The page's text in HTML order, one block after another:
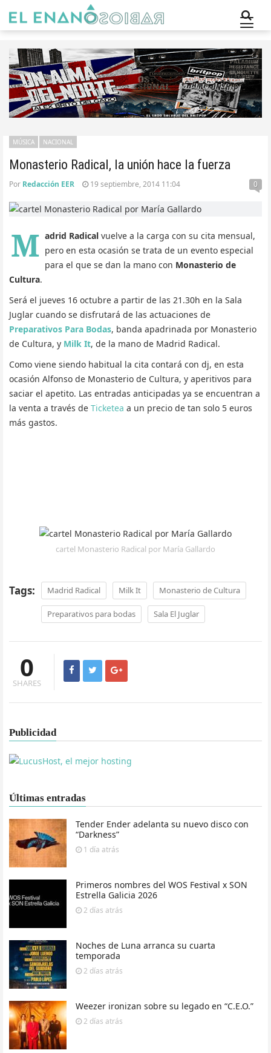
Monasterio Radical, la unión hace la fuerza
MÚSICA NACIONAL
Por Redacción EER 19 septiembre, 2014 11:04 0
M adrid Radical vuelve a la carga con su cita mensual,
pero en esta ocasión se trata de un evento especial
para el que se dan la mano con Monasterio de
Cultura.
Será el jueves 16 octubre a partir de las 21.30h en la Sala
Juglar cuando se disfrutará de las actuaciones de
Preparativos Para Bodas, banda apadrinada por Monasterio
de Cultura, y Milk It, de la mano de Madrid Radical.
Como viene siendo habitual la cita contará con dj, en esta
ocasión Alfonso de Monasterio de Cultura, y aperitivos para
saciar el apetito. Las entradas anticipadas ya se encuentran a
la venta a través de Ticketea a un precio de tan solo 5 euros
más gastos.
cartel Monasterio Radical por María Gallardo
Tags: Madrid Radical Milk It Monasterio de Cultura
Preparativos para bodas Sala El Juglar
0
SHARES
Publicidad
Últimas entradas
Tender Ender adelanta su nuevo disco con
“Darkness”
1 día atrás
Primeros nombres del WOS Festival x SON
Estrella Galicia 2026
2 días atrás
Noches de Luna arranca su cuarta
temporada
2 días atrás
Weezer ironizan sobre su legado en “C.E.O.”
2 días atrás